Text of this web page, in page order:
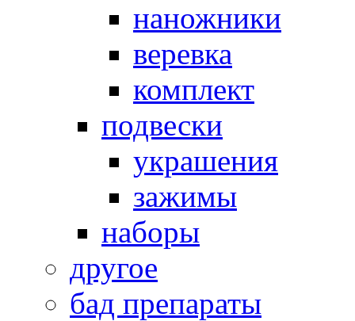
наножники
веревка
комплект
подвески
украшения
зажимы
наборы
другое
бад препараты